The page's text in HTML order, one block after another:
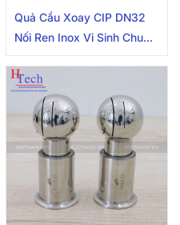
Quả Cầu Xoay CIP DN32
Nối Ren Inox Vi Sinh Chuẩn